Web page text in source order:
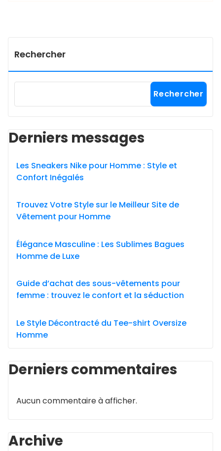
Rechercher
Rechercher
Derniers messages
Les Sneakers Nike pour Homme : Style et
Confort Inégalés
Trouvez Votre Style sur le Meilleur Site de
Vêtement pour Homme
Élégance Masculine : Les Sublimes Bagues
Homme de Luxe
Guide d’achat des sous-vêtements pour
femme : trouvez le confort et la séduction
Le Style Décontracté du Tee-shirt Oversize
Homme
Derniers commentaires
Aucun commentaire à afficher.
Archive